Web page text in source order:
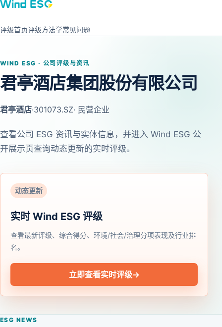
评级首页评级方法学常见问题
WIND ESG · 公司评级与资讯
君亭酒店集团股份有限公司
君亭酒店·301073.SZ· 民营企业
查看公司 ESG 资讯与实体信息，并进入 Wind ESG 公
开展示页查询动态更新的实时评级。
动态更新
实时 Wind ESG 评级
查看最新评级、综合得分、环境/社会/治理分项表现及行业排
名。
立即查看实时评级→
ESG NEWS